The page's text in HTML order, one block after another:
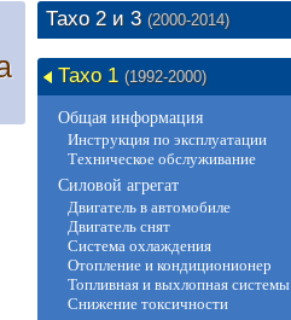
Тахо 2 и 3 (2000-2014)
Тахо 1 (1992-2000)
Общая информация
Инструкция по эксплуатации
Техническое обслуживание
Силовой агрегат
Двигатель в автомобиле
Двигатель снят
Система охлаждения
Отопление и кондиционионер
Топливная и выхлопная системы
Снижение токсичности